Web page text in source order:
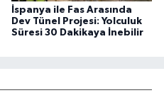
İspanya ile Fas Arasında
Dev Tünel Projesi: Yolculuk
Süresi 30 Dakikaya İnebilir